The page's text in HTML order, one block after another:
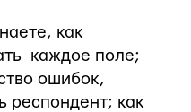
как
каждое поле;
ошибок,
респондент; как